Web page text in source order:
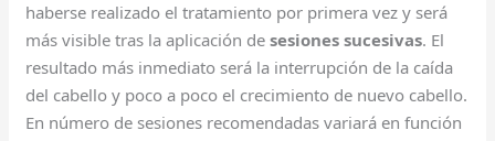
haberse realizado el tratamiento por primera vez y será
más visible tras la aplicación de sesiones sucesivas. El
resultado más inmediato será la interrupción de la caída
del cabello y poco a poco el crecimiento de nuevo cabello.
En número de sesiones recomendadas variará en función